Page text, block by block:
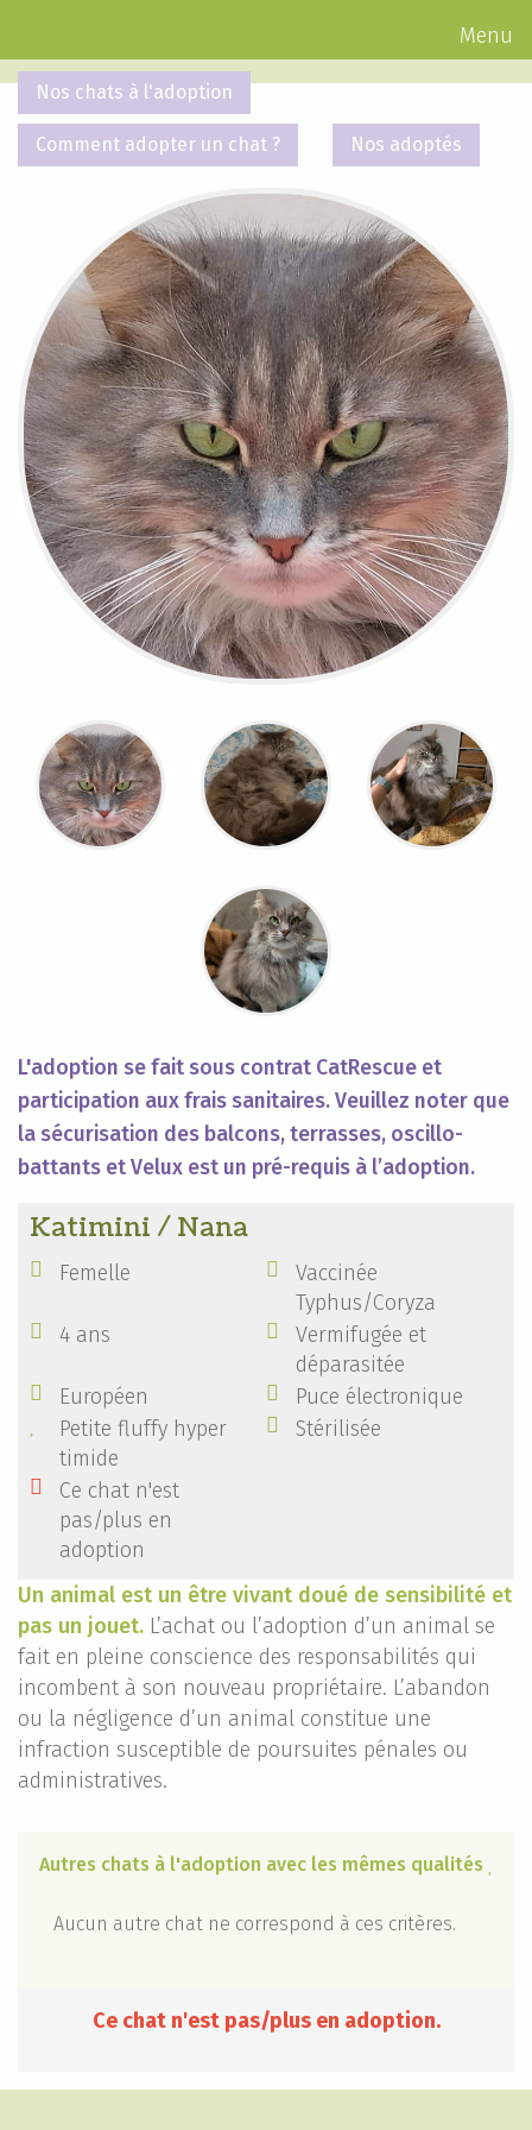
Menu
Nos chats à l'adoption
Comment adopter un chat ? Nos adoptés
L'adoption se fait sous contrat CatRescue et
participation aux frais sanitaires. Veuillez noter que
la sécurisation des balcons, terrasses, oscillo-
battants et Velux est un pré-requis à l’adoption.
Katimini / Nana
 Femelle 
Vaccinée
Typhus/Coryza
 4 ans 
Vermifugée et
déparasitée
 Européen  Puce électronique
Petite fluffy hyper
timide
 Stérilisée

Ce chat n'est
pas/plus en
adoption
Un animal est un être vivant doué de sensibilité et
pas un jouet. L’achat ou l’adoption d’un animal se
fait en pleine conscience des responsabilités qui
incombent à son nouveau propriétaire. L’abandon
ou la négligence d’un animal constitue une
infraction susceptible de poursuites pénales ou
administratives.
Autres chats à l'adoption avec les mêmes qualités
Aucun autre chat ne correspond à ces critères.
Ce chat n'est pas/plus en adoption.